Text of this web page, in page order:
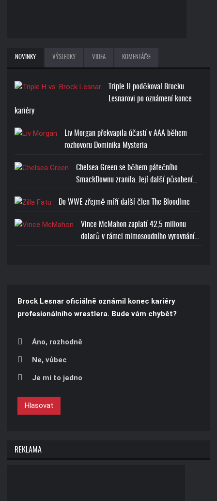
BROCK LESNAR BEAST T-
T-SHIRT
Cena: 1773-Kč
NOVINKY VÝSLEDKY VIDEA KOMENTÁŘE
Triple H poděkoval Brocku
Lesnarovi po oznámení konce
kariéry
Liv Morgan překvapila účastí v AAA během
rozhovoru Dominika Mysteria
Chelsea Green se během pátečního
SmackDownu zranila. Její další působení…
Do WWE zřejmě míří další člen The Bloodline
Vince McMahon zaplatí 42,5 milionu
dolarů v rámci mimosoudního vyrovnání…
Brock Lesnar oficiálně oznámil konec kariéry
profesionálního wrestlera. Bude vám chybět?
Áno, rozhodně
Ne, vůbec
Je mi to jedno
Hlasovat
REKLAMA